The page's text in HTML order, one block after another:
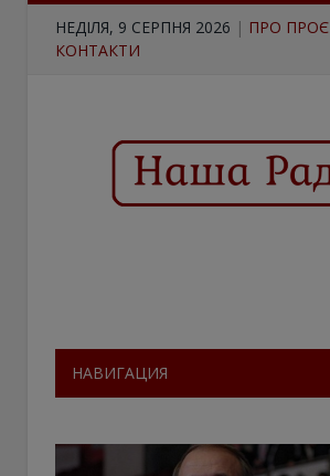
НЕДІЛЯ, 9 СЕРПНЯ 2026 | ПРО
КОНТАКТИ
НАВИГАЦИЯ